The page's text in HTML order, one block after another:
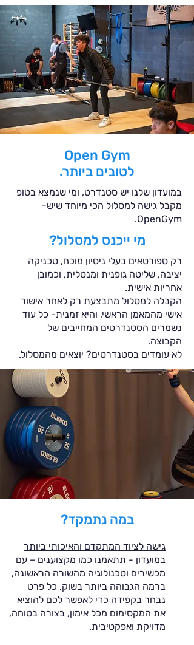
Open Gym
לטובים ביותר.
במועדון שלנו יש סטנדרט, ומי שנמצא בטופ
מקבל גישה למסלול הכי מיוחד שיש-
OpenGym.
מי ייכנס למסלול?
רק ספורטאים בעלי ניסיון מוכח, טכניקה
יציבה, שליטה גופנית ומנטלית, וכמובן
אחריות אישית.
הקבלה למסלול מתבצעת רק לאחר אישור
אישי מהמאמן הראשי, והיא זמנית- כל עוד
נשמרים הסטנדרטים המחייבים של
הקבוצה.
לא עומדים בסטנדרטים? יוצאים מהמסלול.
במה נתמקד?
גישה לציוד המתקדם והאיכותי ביותר
במועדון - תתאמנו כמו מקצוענים – עם
מכשירים וטכנולוגיה מהשורה הראשונה,
ברמה הגבוהה ביותר בשוק. כל פרט
נבחר בקפידה כדי לאפשר לכם להוציא
את המקסימום מכל אימון, בצורה בטוחה,
מדויקת ואפקטיבית.